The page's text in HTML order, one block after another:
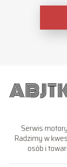
Serwis
Radzimy w
osób i